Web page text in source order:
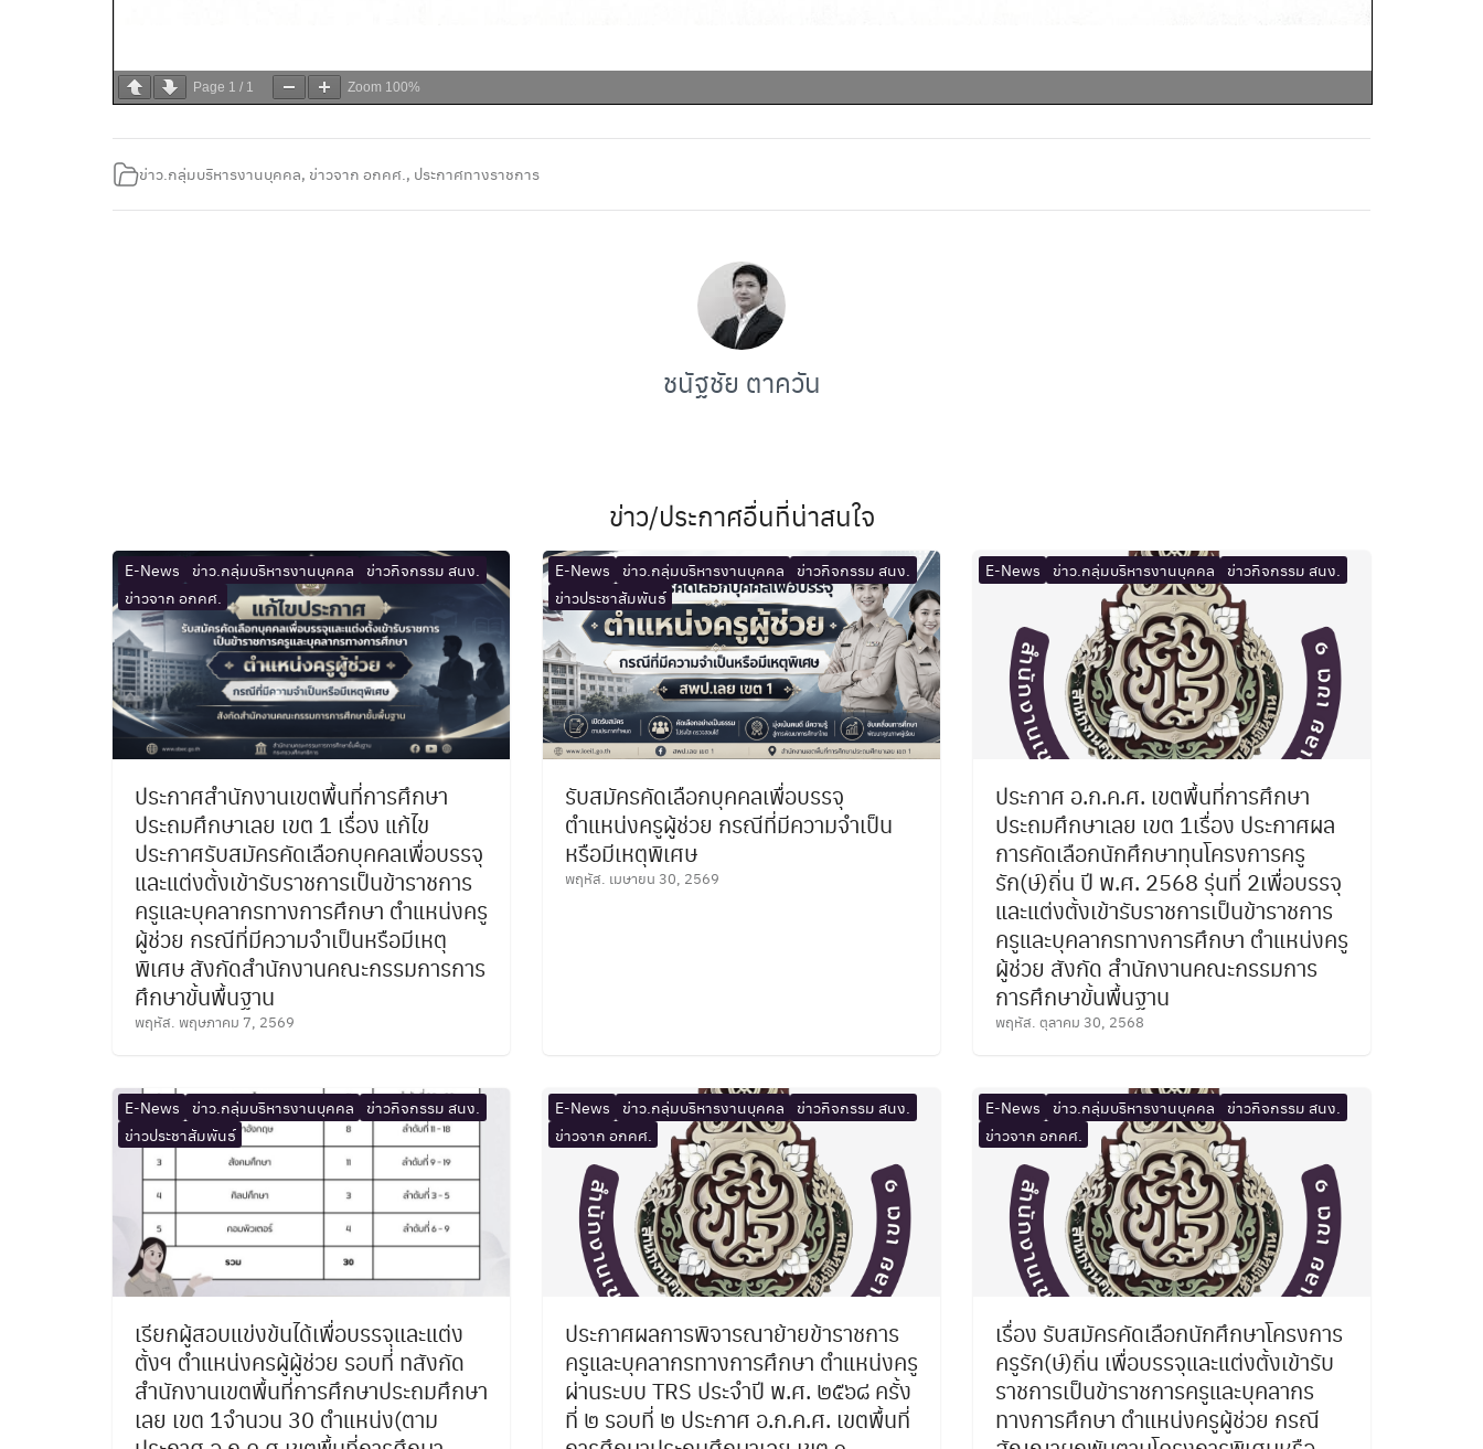
Page 1 / 1 Zoom 100%
ข่าว.กลุ่มบริหารงานบุคคล, ข่าวจาก อกคศ., ประกาศทางราชการ
ชนัฐชัย ตาควัน
ข่าว/ประกาศอื่นที่น่าสนใจ
E-News ข่าว.กลุ่มบริหารงานบุคคล
ข่าวกิจกรรม สนง.
ข่าวจาก อกคศ.
ประกาศสำนักงานเขตพื้นที่การศึกษา
ประถมศึกษาเลย เขต 1 เรื่อง แก้ไข
ประกาศรับสมัครคัดเลือกบุคคลเพื่อบรรจุ
และแต่งตั้งเข้ารับราชการเป็นข้าราชการ
ครูและบุคลากรทางการศึกษา ตำแหน่งครู
ผู้ช่วย กรณีที่มีความจำเป็นหรือมีเหตุ
พิเศษ สังกัดสำนักงานคณะกรรมการการ
ศึกษาขั้นพื้นฐาน
พฤหัส. พฤษภาคม 7, 2569
E-News ข่าว.กลุ่มบริหารงานบุคคล
ข่าวกิจกรรม สนง.
ข่าวประชาสัมพันธ์
รับสมัครคัดเลือกบุคคลเพื่อบรรจุ
ตำแหน่งครูผู้ช่วย กรณีที่มีความจำเป็น
หรือมีเหตุพิเศษ
พฤหัส. เมษายน 30, 2569
E-News ข่าว.กลุ่มบริหารงานบุคคล ข่าวกิจกรรม สนง.
ประกาศ อ.ก.ค.ศ. เขตพื้นที่การศึกษา
ประถมศึกษาเลย เขต 1เรื่อง ประกาศผล
การคัดเลือกนักศึกษาทุนโครงการครู
รัก(ษ์)ถิ่น ปี พ.ศ. 2568 รุ่นที่ 2เพื่อบรรจุ
และแต่งตั้งเข้ารับราชการเป็นข้าราชการ
ครูและบุคลากรทางการศึกษา ตำแหน่งครู
ผู้ช่วย สังกัด สำนักงานคณะกรรมการ
การศึกษาขั้นพื้นฐาน
พฤหัส. ตุลาคม 30, 2568
E-News ข่าว.กลุ่มบริหารงานบุคคล
ข่าวกิจกรรม สนง.
ข่าวประชาสัมพันธ์
เรียกผู้สอบแข่งข้นได้เพื่อบรรจุและแต่ง
ตั้งฯ ตำแหน่งครผู้ผู้ช่วย รอบที่ ทสังกัด
สำนักงานเขตพื้นที่การศึกษาประถมศึกษา
เลย เขต 1จำนวน 30 ตำแหน่ง(ตาม
E-News ข่าว.กลุ่มบริหารงานบุคคล
ข่าวกิจกรรม สนง.
ข่าวจาก อกคศ.
ประกาศผลการพิจารณาย้ายข้าราชการ
ครูและบุคลากรทางการศึกษา ตำแหน่งครู
ผ่านระบบ TRS ประจำปี พ.ศ. ๒๕๖๘ ครั้ง
ที่ ๒ รอบที่ ๒ ประกาศ อ.ก.ค.ศ. เขตพื้นที่
E-News ข่าว.กลุ่มบริหารงานบุคคล
ข่าวกิจกรรม สนง.
ข่าวจาก อกคศ.
เรื่อง รับสมัครคัดเลือกนักศึกษาโครงการ
ครูรัก(ษ์)ถิ่น เพื่อบรรจุและแต่งตั้งเข้ารับ
ราชการเป็นข้าราชการครูและบุคลากร
ทางการศึกษา ตำแหน่งครูผู้ช่วย กรณี